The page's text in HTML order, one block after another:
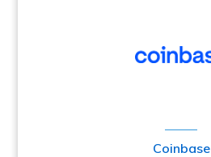
Coinbase